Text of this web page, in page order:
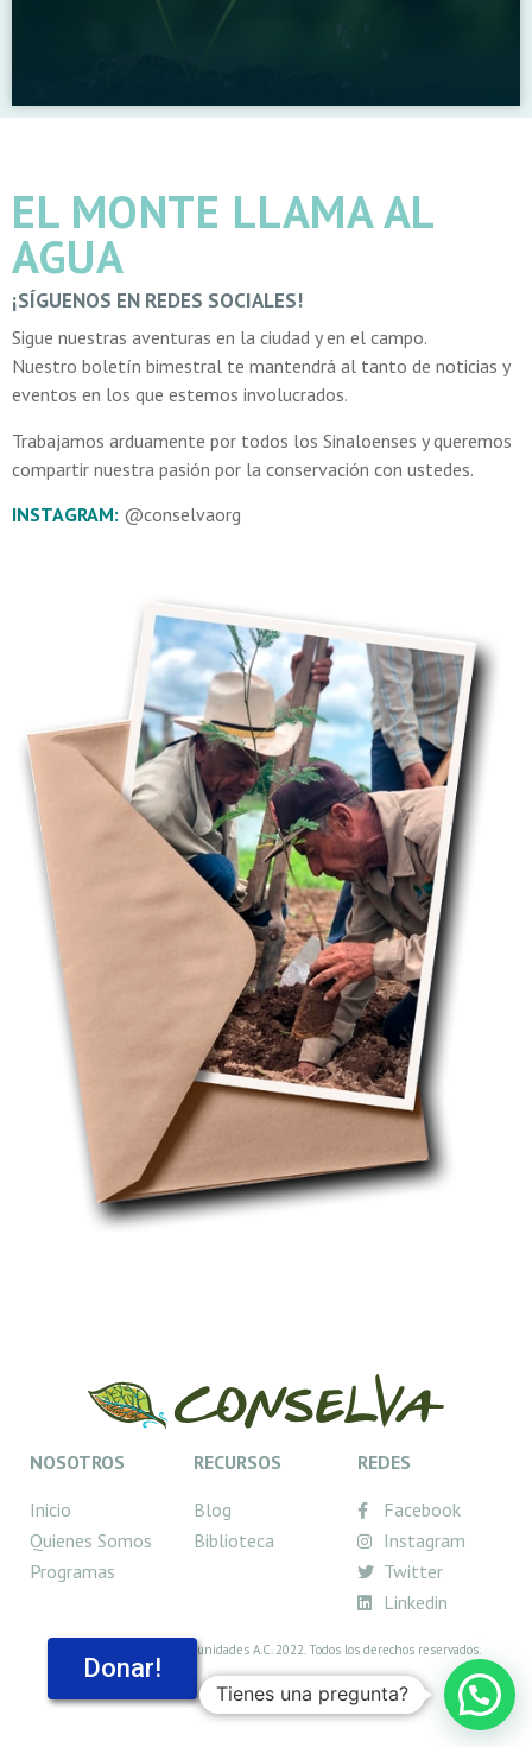
Donar!
EL MONTE LLAMA AL
AGUA
¡SÍGUENOS EN REDES SOCIALES!
Sigue nuestras aventuras en la ciudad y en el campo.
Nuestro boletín bimestral te mantendrá al tanto de noticias y
eventos en los que estemos involucrados.
Trabajamos arduamente por todos los Sinaloenses y queremos
compartir nuestra pasión por la conservación con ustedes.
INSTAGRAM: @conselvaorg
NOSOTROS
Inicio
Quienes Somos
Programas
RECURSOS
Blog
Biblioteca
REDES
Facebook
Instagram
Twitter
Linkedin
© Conselva, Costas y Comunidades A.C. 2022. Todos los derechos reservados.
Tienes una pregunta?